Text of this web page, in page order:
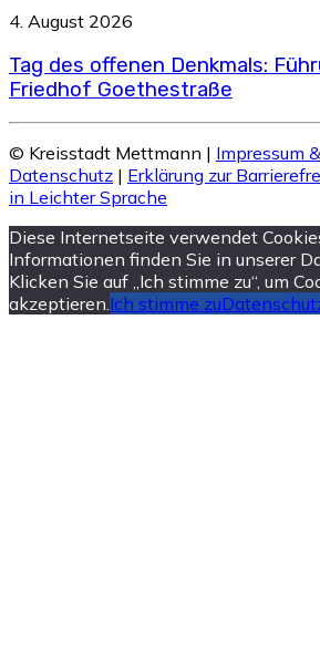
4. August 2026
Tag des offenen Denkmals:
Friedhof Goethestraße
© Kreisstadt Mettmann | Impressum &
Datenschutz | Erklärung zur
in Leichter Sprache
Diese Internetseite verwendet
Informationen finden Sie in unserer
Klicken Sie auf „Ich stimme zu“, um
akzeptieren.Ich stimme zu